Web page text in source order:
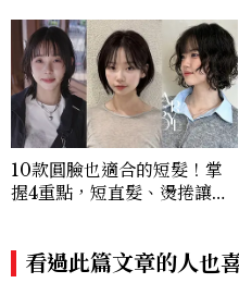
10款圓臉也適合的短髮！掌
握4重點，短直髮、燙捲讓臉
看過此篇文章的人也